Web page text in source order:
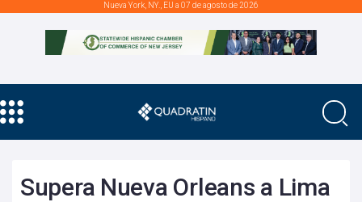
Nueva York, NY., EU a 07 de agosto de 2026
Supera Nueva Orleans a Lima